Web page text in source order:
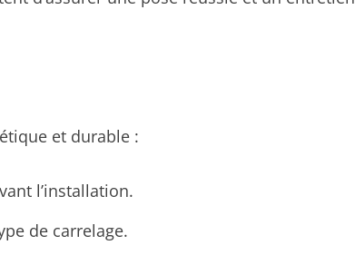
et durable :
l’installation.
de carrelage.